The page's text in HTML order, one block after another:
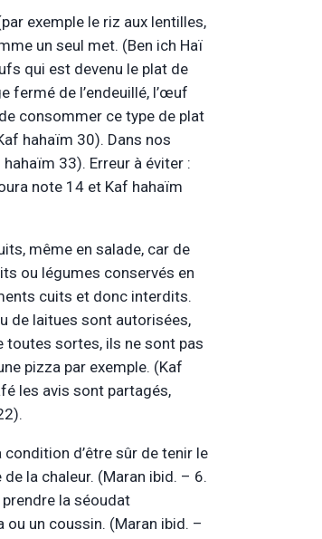
exemple le riz aux lentilles,
un seul met. (Ben ich Haï
qui est devenu le plat de
fermé de l’endeuillé, l’œuf
consommer ce type de plat
hahaïm 30). Dans nos
33). Erreur à éviter :
note 14 et Kaf hahaïm
même en salade, car de
ou légumes conservés en
cuits et donc interdits.
de laitues sont autorisées,
toutes sortes, ils ne sont pas
pizza par exemple. (Kaf
les avis sont partagés,
d’être sûr de tenir le
la chaleur. (Maran ibid. – 6.
prendre la séoudat
un coussin. (Maran ibid. –